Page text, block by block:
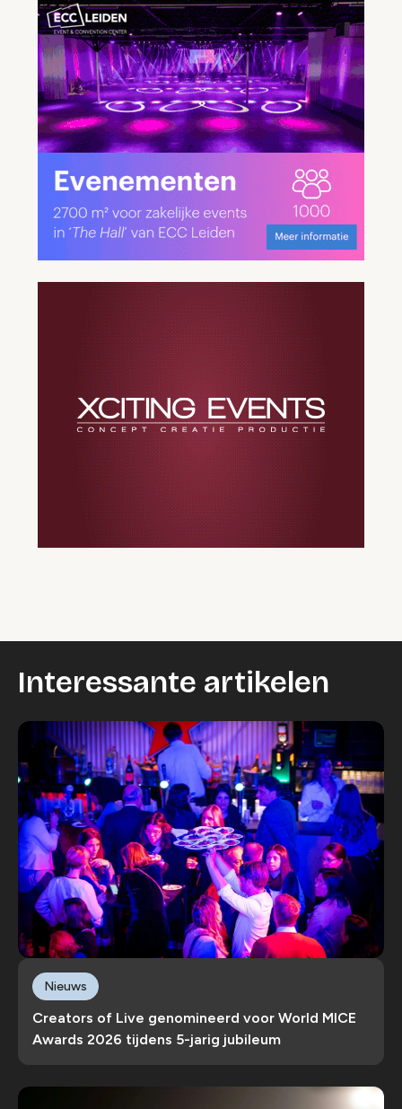
Interessante artikelen
Creators of Live genomineerd voor World MICE
Awards 2026 tijdens 5-jarig jubileum
Nieuws